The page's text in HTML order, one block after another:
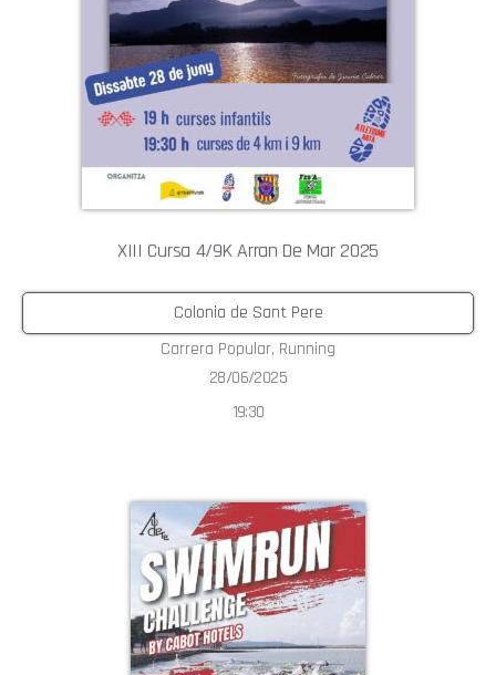
XIII Cursa 4/9K Arran De Mar 2025
Colonia de Sant Pere
Carrera Popular, Running
28/06/2025
19:30